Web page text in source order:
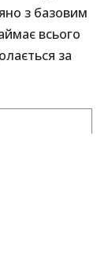
з базовим
всього
за